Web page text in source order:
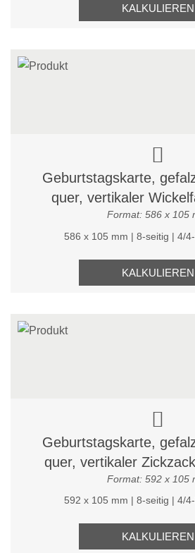
KALKULIEREN
Geburtstagskarte,
quer, vertikaler
Format: 586 x 105
586 x 105 mm | 8-seitig | 4/
KALKULIEREN
Geburtstagskarte,
quer, vertikaler
Format: 592 x 105
592 x 105 mm | 8-seitig | 4/
KALKULIEREN